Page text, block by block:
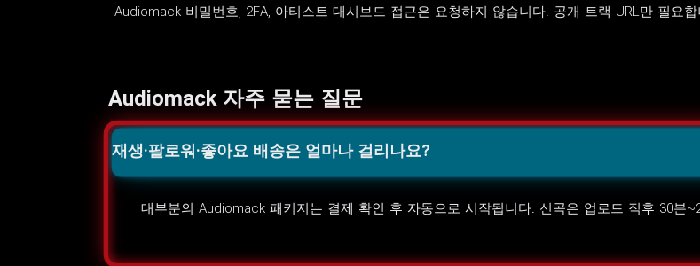
Audiomack 비밀번호, 2FA, 아티스트 대시보드 접근은 요청하지 않습니다. 공개 트랙 URL만 필요
Audiomack 자주 묻는 질문
재생·팔로워·좋아요 배송은 얼마나 걸리나요?
대부분의 Audiomack 패키지는 결제 확인 후 자동으로 시작됩니다. 신곡은 업로드 직후 30분